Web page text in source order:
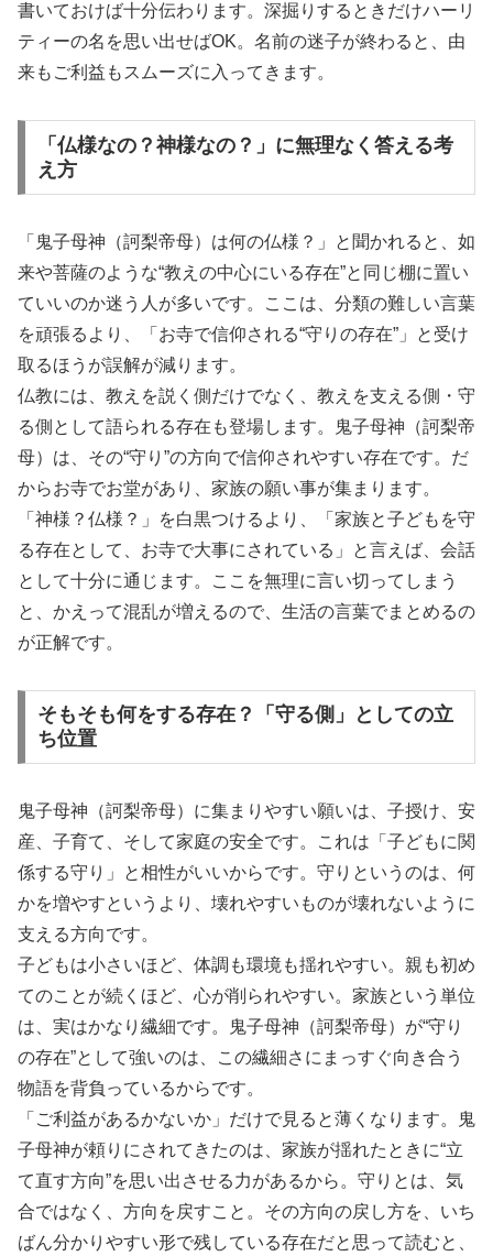
書いておけば十分伝わります。深掘りするときだけハーリ
ティーの名を思い出せばOK。名前の迷子が終わると、由
来もご利益もスムーズに入ってきます。
「仏様なの？神様なの？」に無理なく答える考
え方
「鬼子母神（訶梨帝母）は何の仏様？」と聞かれると、如
来や菩薩のような“教えの中心にいる存在”と同じ棚に置い
ていいのか迷う人が多いです。ここは、分類の難しい言葉
を頑張るより、「お寺で信仰される“守りの存在”」と受け
取るほうが誤解が減ります。
仏教には、教えを説く側だけでなく、教えを支える側・守
る側として語られる存在も登場します。鬼子母神（訶梨帝
母）は、その“守り”の方向で信仰されやすい存在です。だ
からお寺でお堂があり、家族の願い事が集まります。
「神様？仏様？」を白黒つけるより、「家族と子どもを守
る存在として、お寺で大事にされている」と言えば、会話
として十分に通じます。ここを無理に言い切ってしまう
と、かえって混乱が増えるので、生活の言葉でまとめるの
が正解です。
そもそも何をする存在？「守る側」としての立
ち位置
鬼子母神（訶梨帝母）に集まりやすい願いは、子授け、安
産、子育て、そして家庭の安全です。これは「子どもに関
係する守り」と相性がいいからです。守りというのは、何
かを増やすというより、壊れやすいものが壊れないように
支える方向です。
子どもは小さいほど、体調も環境も揺れやすい。親も初め
てのことが続くほど、心が削られやすい。家族という単位
は、実はかなり繊細です。鬼子母神（訶梨帝母）が“守り
の存在”として強いのは、この繊細さにまっすぐ向き合う
物語を背負っているからです。
「ご利益があるかないか」だけで見ると薄くなります。鬼
子母神が頼りにされてきたのは、家族が揺れたときに“立
て直す方向”を思い出させる力があるから。守りとは、気
合ではなく、方向を戻すこと。その方向の戻し方を、いち
ばん分かりやすい形で残している存在だと思って読むと、